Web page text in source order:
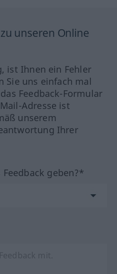
unseren Online
ist Ihnen ein Fehler
Sie uns einfach mal
Feedback-Formular
Adresse ist
unserem
Ihrer
geben?*